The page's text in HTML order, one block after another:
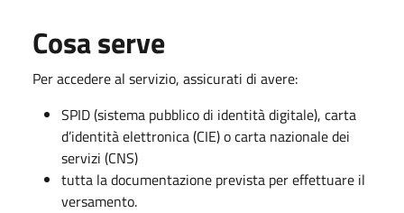
Cosa serve
Per accedere al servizio, assicurati di avere:
SPID (sistema pubblico di identità digitale), carta
d’identità elettronica (CIE) o carta nazionale dei
servizi (CNS)
tutta la documentazione prevista per effettuare il
versamento.